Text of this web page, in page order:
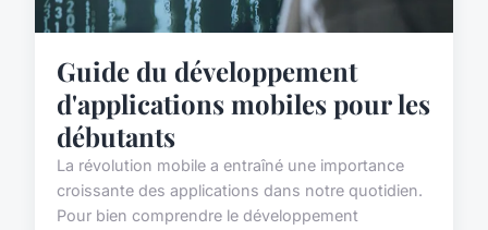
Guide du développement
d'applications mobiles pour les
débutants
La révolution mobile a entraîné une importance
croissante des applications dans notre quotidien.
Pour bien comprendre le développement